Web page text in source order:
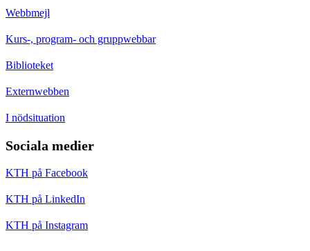
Webbmejl
Kurs-, program- och gruppwebbar
Biblioteket
Externwebben
I nödsituation
Sociala medier
KTH på Facebook
KTH på LinkedIn
KTH på Instagram